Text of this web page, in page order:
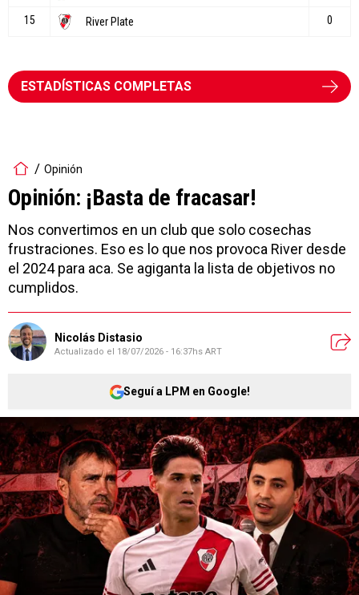
ESTADÍSTICAS COMPLETAS
Opinión
Opinión: ¡Basta de fracasar!
Nos convertimos en un club que solo cosechas
frustraciones. Eso es lo que nos provoca River desde
el 2024 para aca. Se agiganta la lista de objetivos no
cumplidos.
Nicolás Distasio
Actualizado el 18/07/2026 - 16:37hs ART
Seguí a LPM en Google!